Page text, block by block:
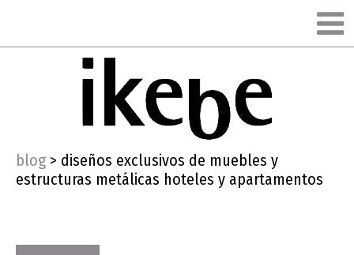
blog > diseños exclusivos de muebles y
estructuras metálicas hoteles y apartamentos